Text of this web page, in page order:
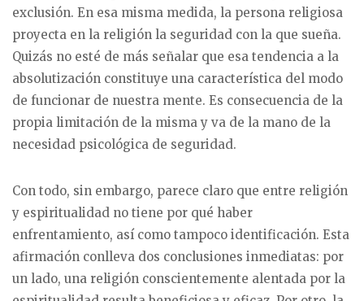
exclusión. En esa misma medida, la persona religiosa
proyecta en la religión la seguridad con la que sueña.
Quizás no esté de más señalar que esa tendencia a la
absolutización constituye una característica del modo
de funcionar de nuestra mente. Es consecuencia de la
propia limitación de la misma y va de la mano de la
necesidad psicológica de seguridad.
Con todo, sin embargo, parece claro que entre religión
y espiritualidad no tiene por qué haber
enfrentamiento, así como tampoco identificación. Esta
afirmación conlleva dos conclusiones inmediatas: por
un lado, una religión conscientemente alentada por la